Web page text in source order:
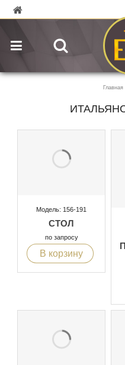
Главная
Модель: 156-191
СТОЛ
по запросу
В корзину